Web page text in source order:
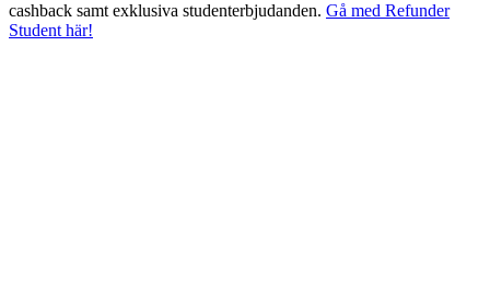
cashback samt exklusiva studenterbjudanden. Gå med Refunder
Student här!